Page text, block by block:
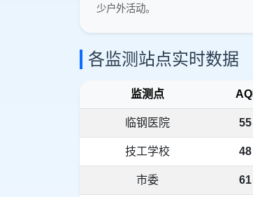
少户外活动。
各监测站点实时数据
监测点 AQI
临钢医院 55
技工学校 48
市委 61